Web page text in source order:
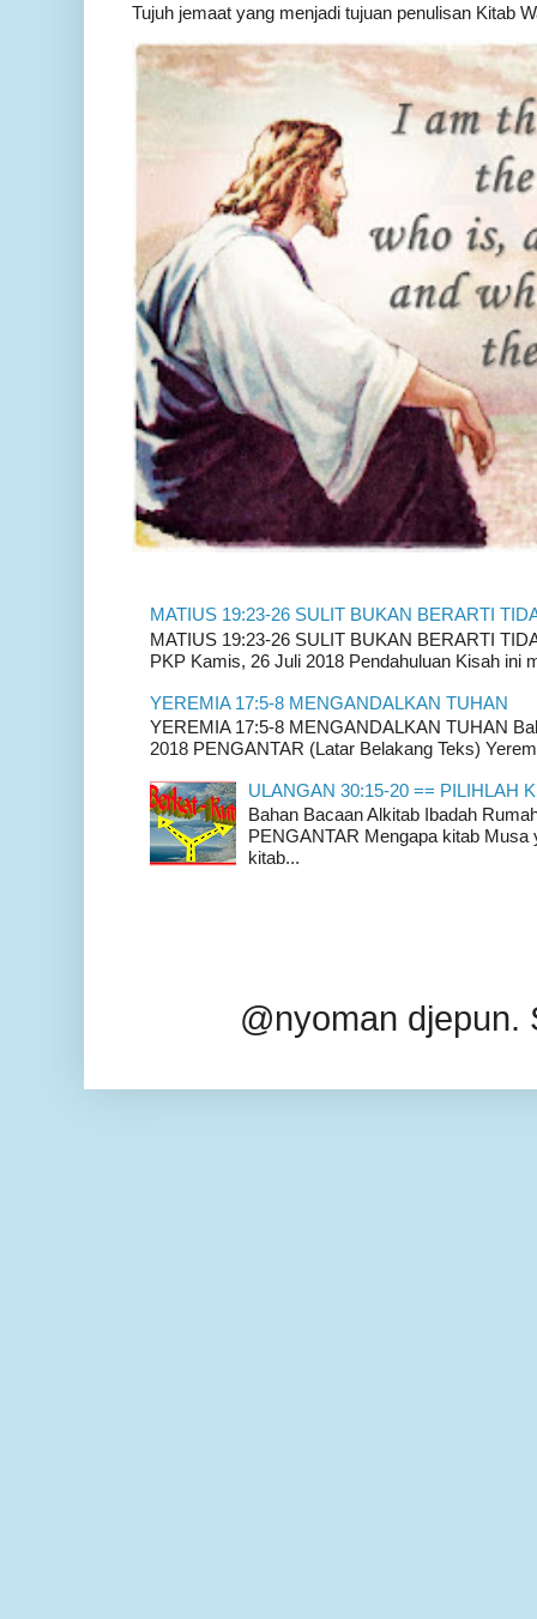
Tujuh jemaat yang menjadi tujuan penulisan Kitab
MATIUS 19:23-26 SULIT BUKAN BERARTI
MATIUS 19:23-26 SULIT BUKAN BERARTI
PKP Kamis, 26 Juli 2018 Pendahuluan Kisah ini
YEREMIA 17:5-8 MENGANDALKAN TUHAN
YEREMIA 17:5-8 MENGANDALKAN TUHAN
2018 PENGANTAR (Latar Belakang Teks)
ULANGAN 30:15-20 == PILIHLAH
Bahan Bacaan Alkitab Ibadah
PENGANTAR Mengapa kitab Musa
kitab...
@nyoman